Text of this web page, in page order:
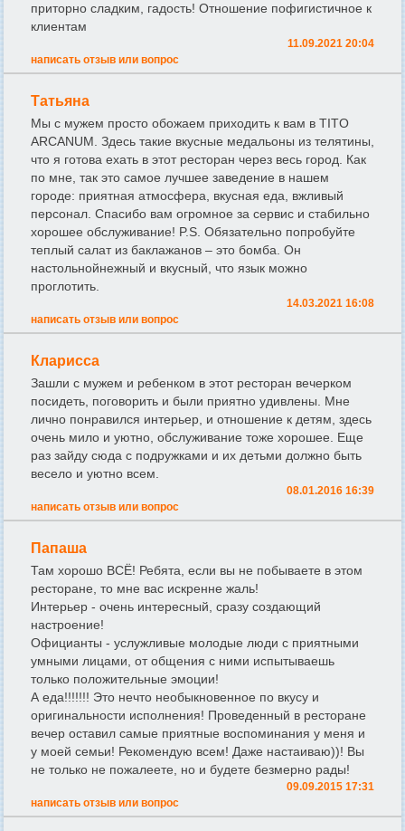
приторно сладким, гадость! Отношение пофигистичное к
клиентам
11.09.2021 20:04
написать отзыв или вопрос
Татьяна
Мы с мужем просто обожаем приходить к вам в TITO
ARCANUM. Здесь такие вкусные медальоны из телятины,
что я готова ехать в этот ресторан через весь город. Как
по мне, так это самое лучшее заведение в нашем
городе: приятная атмосфера, вкусная еда, вжливый
персонал. Спасибо вам огромное за сервис и стабильно
хорошее обслуживание! P.S. Обязательно попробуйте
теплый салат из баклажанов – это бомба. Он
настольнойнежный и вкусный, что язык можно
проглотить.
14.03.2021 16:08
написать отзыв или вопрос
Кларисса
Зашли с мужем и ребенком в этот ресторан вечерком
посидеть, поговорить и были приятно удивлены. Мне
лично понравился интерьер, и отношение к детям, здесь
очень мило и уютно, обслуживание тоже хорошее. Еще
раз зайду сюда с подружками и их детьми должно быть
весело и уютно всем.
08.01.2016 16:39
написать отзыв или вопрос
Папаша
Там хорошо ВСЁ! Ребята, если вы не побываете в этом
ресторане, то мне вас искренне жаль!
Интерьер - очень интересный, сразу создающий
настроение!
Официанты - услужливые молодые люди с приятными
умными лицами, от общения с ними испытываешь
только положительные эмоции!
А еда!!!!!!! Это нечто необыкновенное по вкусу и
оригинальности исполнения! Проведенный в ресторане
вечер оставил самые приятные воспоминания у меня и
у моей семьи! Рекомендую всем! Даже настаиваю))! Вы
не только не пожалеете, но и будете безмерно рады!
09.09.2015 17:31
написать отзыв или вопрос